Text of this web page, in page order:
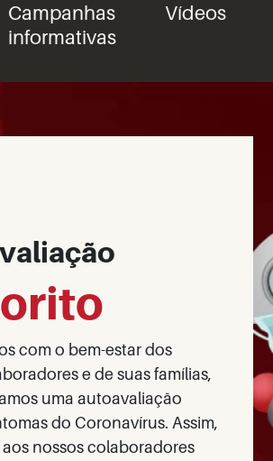
Campanhas
informativas
Vídeos
com o bem-estar dos
e de suas famílias,
uma autoavaliação
do Coronavírus. Assim,
nossos colaboradores